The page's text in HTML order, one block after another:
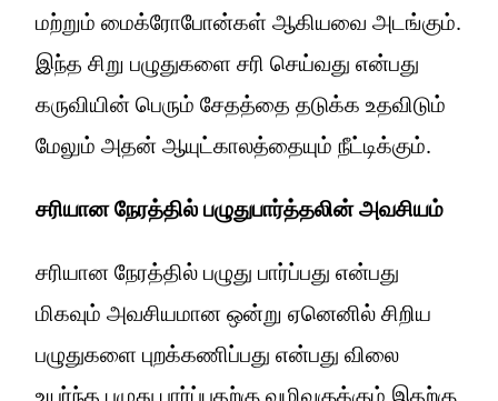
மற்றும் மைக்ரோபோன்கள் ஆகியவை அடங்கும்.
இந்த சிறு பழுதுகளை சரி செய்வது என்பது
கருவியின் பெரும் சேதத்தை தடுக்க உதவிடும்
மேலும் அதன் ஆயுட்காலத்தையும் நீட்டிக்கும்.
சரியான நேரத்தில் பழுதுபார்த்தலின் அவசியம்
சரியான நேரத்தில் பழுது பார்ப்பது என்பது
மிகவும் அவசியமான ஒன்று ஏனெனில் சிறிய
பழுதுகளை புறக்கணிப்பது என்பது விலை
உயர்ந்த பழுது பார்ப்பதற்கு வழிவகுக்கும் இதற்கு